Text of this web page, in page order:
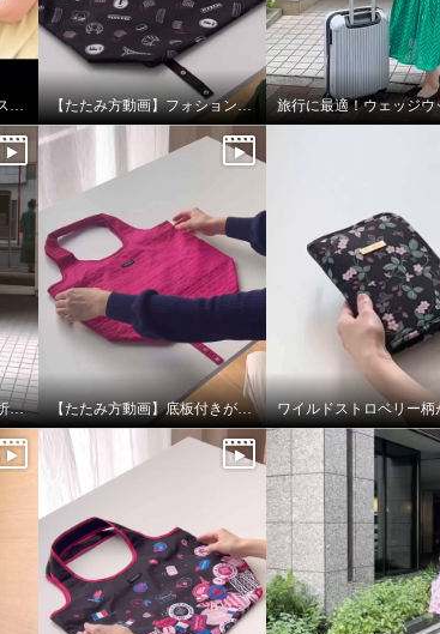
【開き方動画】繊細なレースデザインの晴雨兼用折りたたみ日傘 【たたみ方動画】フォション 底板付ポケッタブルマイバッグ
ウェッジウッドの晴雨兼用折りたたみ日傘 【たたみ方動画】底板付きが使いやすい！フォションポケッタブルマイバッグ